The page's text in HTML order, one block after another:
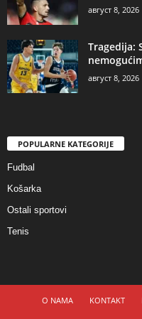
август 8, 2026
Tragedija:
август 8, 2026
POPULARNE KATEGORIJE
Fudbal
Košarka
Ostali sportovi
Tenis
O NAMA KONTAKT